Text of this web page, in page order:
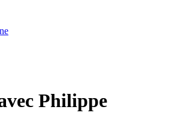
Philippe